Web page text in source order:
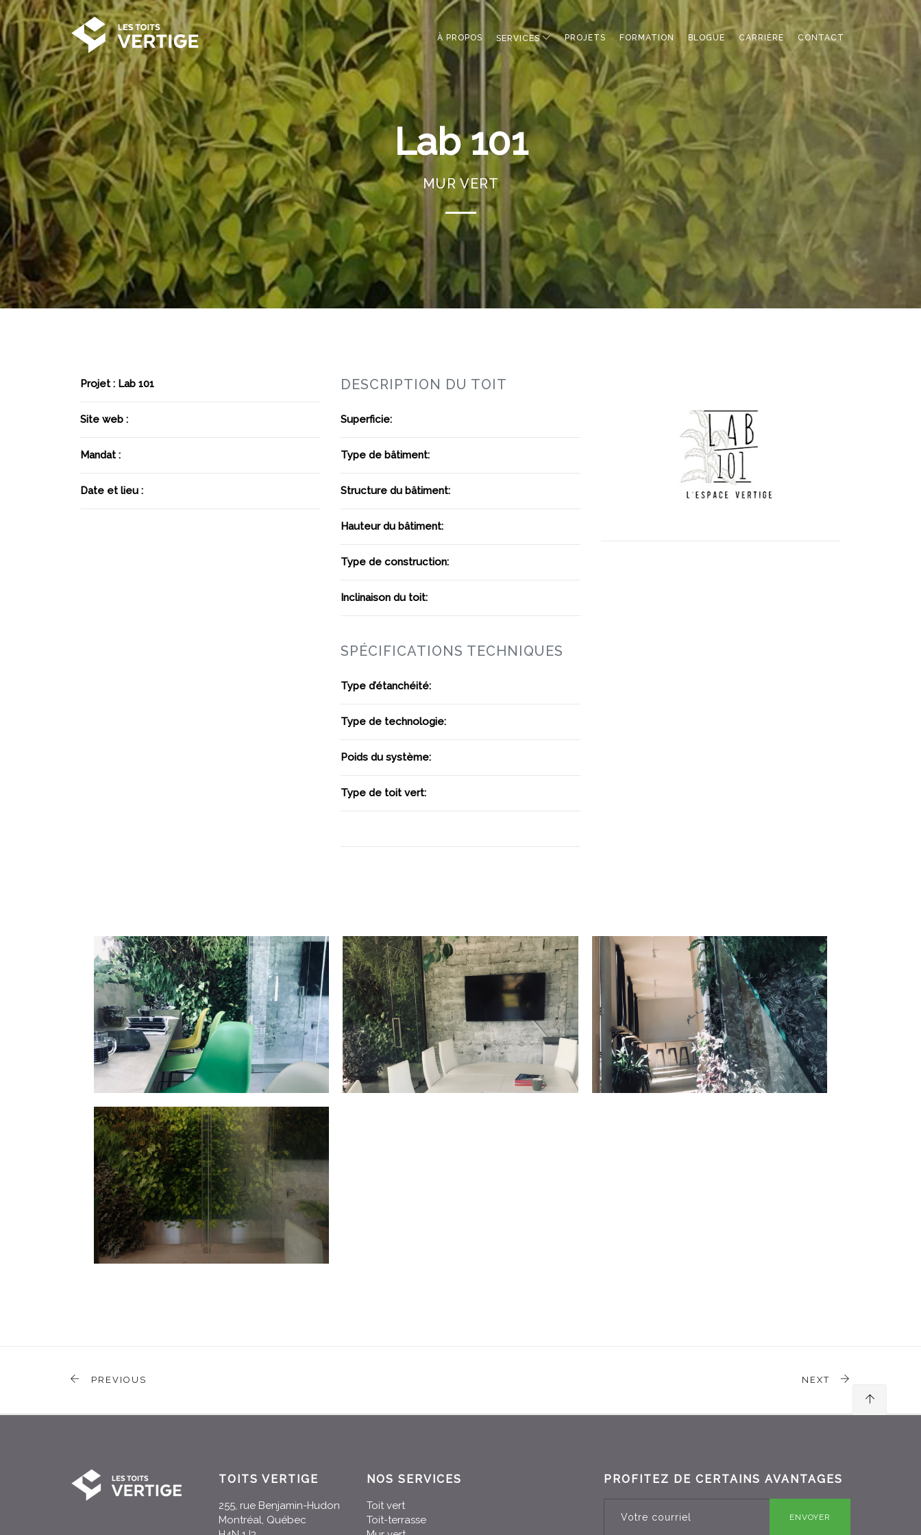
À PROPOS SERVICES PROJETS FORMATION BLOGUE CARRIÈRE CONTACT
Lab 101
MUR VERT
Projet : Lab 101
Site web :
Mandat :
Date et lieu :
DESCRIPTION DU TOIT
Superficie:
Type de bâtiment:
Structure du bâtiment:
Hauteur du bâtiment:
Type de construction:
Inclinaison du toit:
SPÉCIFICATIONS TECHNIQUES
Type d’étanchéité:
Type de technologie:
Poids du système:
Type de toit vert:
PREVIOUS NEXT
TOITS VERTIGE
255, rue Benjamin-Hudon
Montréal, Québec
NOS SERVICES
Toit vert
Toit-terrasse
PROFITEZ DE CERTAINS AVANTAGES
ENVOYER